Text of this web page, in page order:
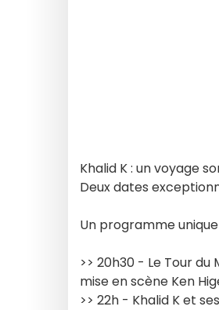
Khalid K : un voyage
Deux dates
Un programme unique
>> 20h30 - Le Tour du
mise en scène Ken
>> 22h - Khalid K et